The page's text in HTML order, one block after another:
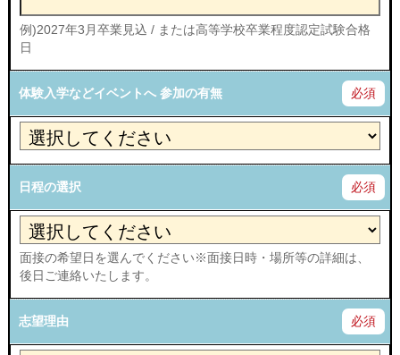
例)2027年3月卒業見込 / または高等学校卒業程度認定試験合格
日
体験入学などイベントへ 参加の有無 必須
日程の選択 必須
面接の希望日を選んでください※面接日時・場所等の詳細は、
後日ご連絡いたします。
志望理由 必須